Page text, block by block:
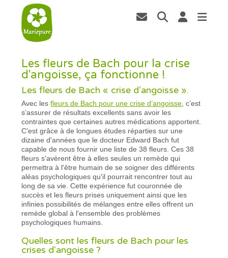
Les fleurs de Bach pour la crise
d'angoisse, ça fonctionne !
Les fleurs de Bach « crise d’angoisse ».
Avec lesfleurs de Bach pour une crise d’angoisse , c’est
s’assurer de résultats excellents sans avoir les
contraintes que certaines autres médications apportent.
C'est grâce à de longues études réparties sur une
dizaine d'années que le docteur Edward Bach fut
capable de nous fournir une liste de 38 fleurs. Ces 38
fleurs s'avèrent être à elles seules un remède qui
permettra à l'être humain de se soigner des différents
aléas psychologiques qu'il pourrait rencontrer tout au
long de sa vie. Cette expérience fut couronnée de
succès et les fleurs prises uniquement ainsi que les
infinies possibilités de mélanges entre elles offrent un
remède global à l'ensemble des problèmes
psychologiques humains.
Quelles sont les fleurs de Bach pour les
crises d'angoisse ?